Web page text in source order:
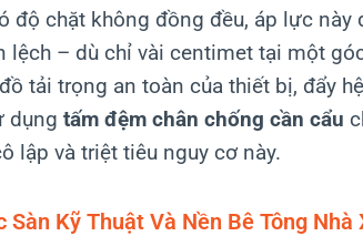
độ chặt không đồng đều, áp lực
lệch – dù chỉ vài centimet tại một
tải trọng an toàn của thiết bị, đẩy
dụngtấm đệm chân chống cần cẩu
lập và triệt tiêu nguy cơ này.
Sàn Kỹ Thuật Và Nền Bê Tông Nhà